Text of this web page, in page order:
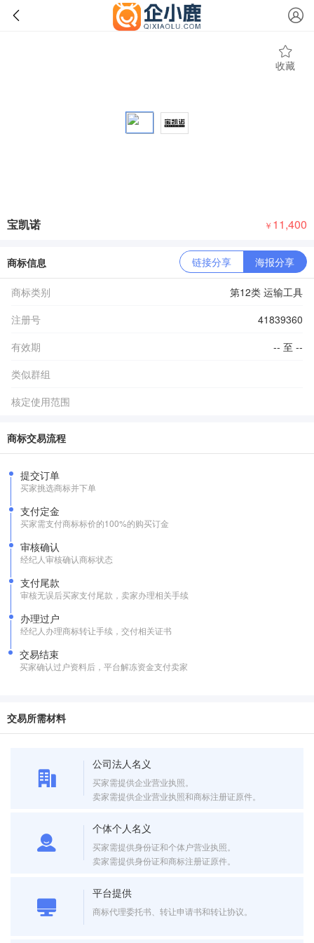
收藏
宝凯诺 ￥ 11,400
商标信息 链接分享 海报分享
商标类别
第12类 运输工具
注册号
41839360
有效期
-- 至 --
类似群组
核定使用范围
商标交易流程
提交订单
买家挑选商标并下单
支付定金
买家需支付商标标价的100%的购买订金
审核确认
经纪人审核确认商标状态
支付尾款
审核无误后买家支付尾款，卖家办理相关手续
办理过户
经纪人办理商标转让手续，交付相关证书
交易结束
买家确认过户资料后，平台解冻资金支付卖家
交易所需材料
公司法人名义
买家需提供企业营业执照。
卖家需提供企业营业执照和商标注册证原件。
个体个人名义
买家需提供身份证和个体户营业执照。
卖家需提供身份证和商标注册证原件。
平台提供
商标代理委托书、转让申请书和转让协议。